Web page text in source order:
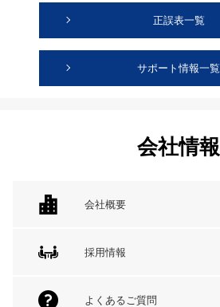
正誤表一覧
サポート情報一覧
会社情報
会社概要
採用情報
よくあるご質問